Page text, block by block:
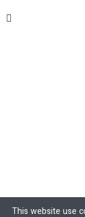
This website use